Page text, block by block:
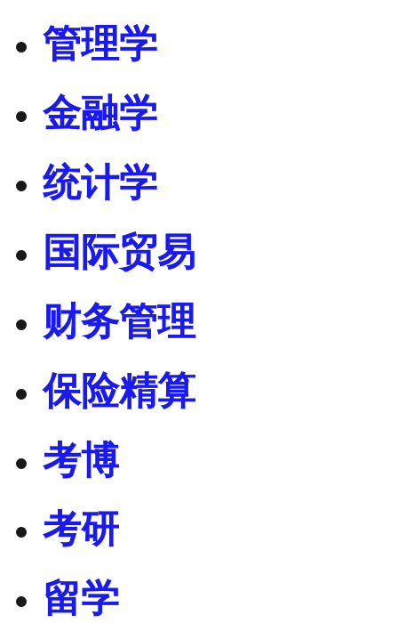
管理学
金融学
统计学
国际贸易
财务管理
保险精算
考博
考研
留学